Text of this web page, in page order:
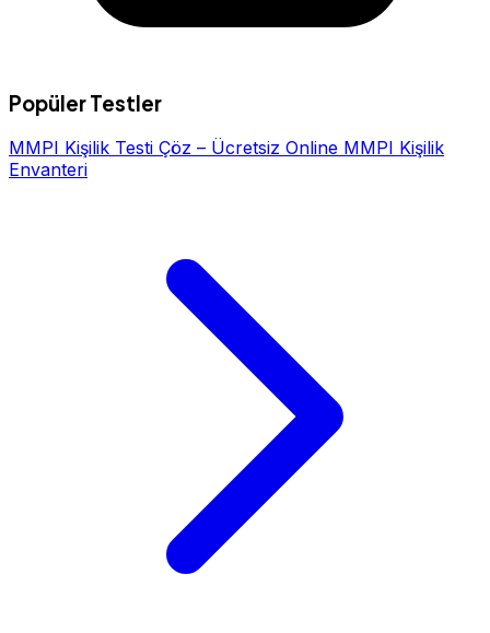
Popüler Testler
MMPI Kişilik Testi Çöz – Ücretsiz Online MMPI Kişilik
Envanteri